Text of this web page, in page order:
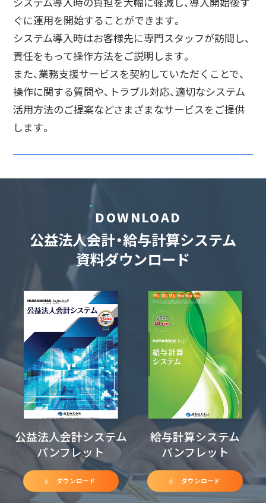
ぐに運用を開始することができます。
システム導入時はお客様先に専門スタッフが訪問し、
責任をもって操作方法をご説明します。
また、業務支援サービスを契約していただくことで、
操作に関する質問や、トラブル対応、適切なシステム
活用方法のご提案などさまざまなサービスをご提供
します。
DOWNLOAD
公益法人会計・給与計算システム
資料ダウンロード
公益法人会計システム
パンフレット
ダウンロード
給与計算システム
パンフレット
ダウンロード